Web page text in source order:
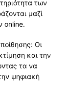
των
μαζί
online.
Οι
και την
τα να
ψηφιακή